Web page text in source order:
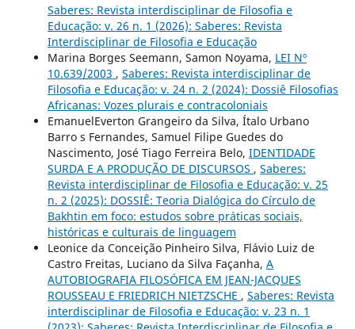
Saberes: Revista interdisciplinar de Filosofia e
Educação: v. 26 n. 1 (2026): Saberes: Revista
Interdisciplinar de Filosofia e Educação
Marina Borges Seemann, Samon Noyama, LEI Nº
10.639/2003 , Saberes: Revista interdisciplinar de
Filosofia e Educação: v. 24 n. 2 (2024): Dossiê Filosofias
Africanas: Vozes plurais e contracoloniais
EmanuelEverton Grangeiro da Silva, Ítalo Urbano
Barro s Fernandes, Samuel Filipe Guedes do
Nascimento, José Tiago Ferreira Belo, IDENTIDADE
SURDA E A PRODUÇÃO DE DISCURSOS , Saberes:
Revista interdisciplinar de Filosofia e Educação: v. 25
n. 2 (2025): DOSSIÊ: Teoria Dialógica do Círculo de
Bakhtin em foco: estudos sobre práticas sociais,
históricas e culturais de linguagem
Leonice da Conceição Pinheiro Silva, Flávio Luiz de
Castro Freitas, Luciano da Silva Façanha, A
AUTOBIOGRAFIA FILOSÓFICA EM JEAN-JACQUES
ROUSSEAU E FRIEDRICH NIETZSCHE , Saberes: Revista
interdisciplinar de Filosofia e Educação: v. 23 n. 1